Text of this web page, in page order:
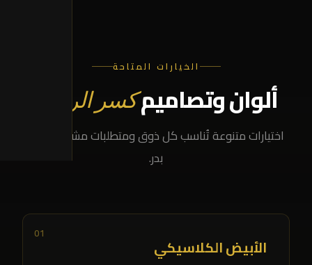
الخيارات المتاحة
ألوان وتصاميمكسر الرخام
اختيارات متنوعة تُناسب كل ذوق ومتطلبات مشروعك في
بدر.
01
الأبيض الكلاسيكي